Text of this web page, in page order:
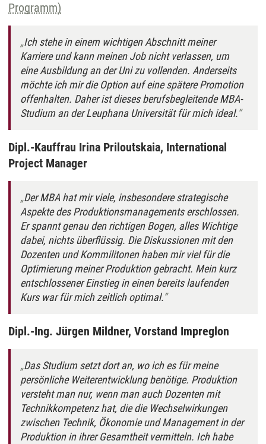
Programm)
Ich stehe in einem wichtigen Abschnitt meiner
Karriere und kann meinen Job nicht verlassen, um
eine Ausbildung an der Uni zu vollenden. Anderseits
möchte ich mir die Option auf eine spätere Promotion
offenhalten. Daher ist dieses berufsbegleitende MBA-
Studium an der Leuphana Universität für mich ideal.
Dipl.-Kauffrau Irina Priloutskaia, International
Project Manager
Der MBA hat mir viele, insbesondere strategische
Aspekte des Produktionsmanagements erschlossen.
Er spannt genau den richtigen Bogen, alles Wichtige
dabei, nichts überflüssig. Die Diskussionen mit den
Dozenten und Kommilitonen haben mir viel für die
Optimierung meiner Produktion gebracht. Mein kurz
entschlossener Einstieg in einen bereits laufenden
Kurs war für mich zeitlich optimal.
Dipl.-Ing. Jürgen Mildner, Vorstand Impreglon
Das Studium setzt dort an, wo ich es für meine
persönliche Weiterentwicklung benötige. Produktion
versteht man nur, wenn man auch Dozenten mit
Technikkompetenz hat, die die Wechselwirkungen
zwischen Technik, Ökonomie und Management in der
Produktion in ihrer Gesamtheit vermitteln. Ich habe